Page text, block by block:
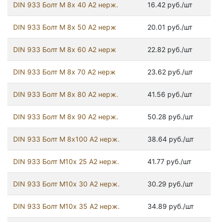
DIN 933 Болт М 8х 40 А2 нерж. 16.42 руб./шт
DIN 933 Болт М 8х 50 А2 нерж 20.01 руб./шт
DIN 933 Болт М 8х 60 А2 нерж 22.82 руб./шт
DIN 933 Болт М 8х 70 А2 нерж 23.62 руб./шт
DIN 933 Болт М 8х 80 А2 нерж. 41.56 руб./шт
DIN 933 Болт М 8х 90 А2 нерж. 50.28 руб./шт
DIN 933 Болт М 8х100 А2 нерж. 38.64 руб./шт
DIN 933 Болт М10х 25 А2 нерж. 41.77 руб./шт
DIN 933 Болт М10х 30 А2 нерж. 30.29 руб./шт
DIN 933 Болт М10х 35 А2 нерж. 34.89 руб./шт